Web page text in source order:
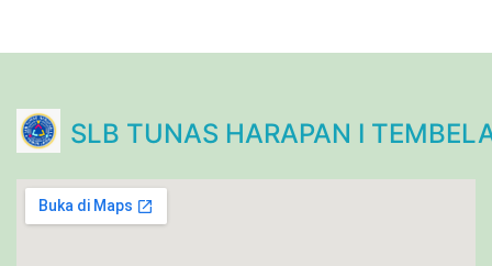
SLB TUNAS HARAPAN I